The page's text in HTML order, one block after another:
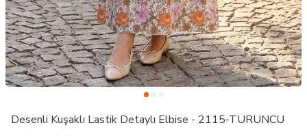
Desenli Kuşaklı Lastik Detaylı Elbise - 2115-TURUNCU